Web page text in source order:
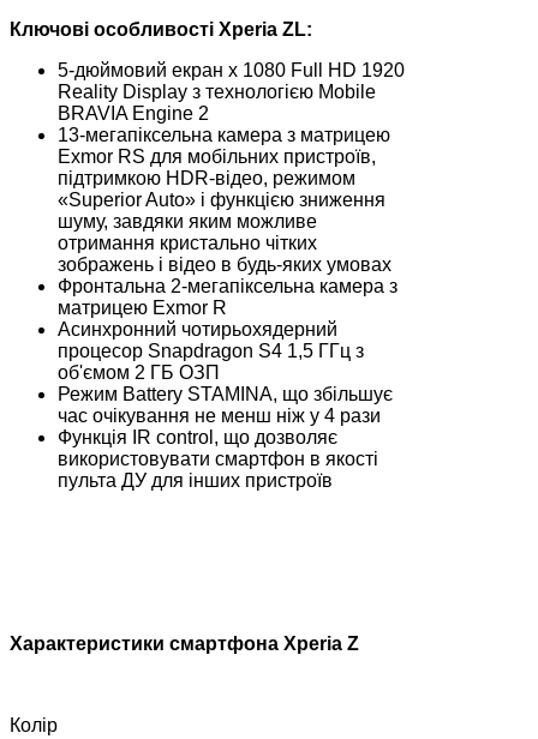
Ключові особливості Xperia ZL:
5-дюймовий екран x 1080 Full HD 1920
Reality Display з технологією Mobile
BRAVIA Engine 2
13-мегапіксельна камера з матрицею
Exmor RS для мобільних пристроїв,
підтримкою HDR-відео, режимом
«Superior Auto» і функцією зниження
шуму, завдяки яким можливе
отримання кристально чітких
зображень і відео в будь-яких умовах
Фронтальна 2-мегапіксельна камера з
матрицею Exmor R
Асинхронний чотирьохядерний
процесор Snapdragon S4 1,5 ГГц з
об'ємом 2 ГБ ОЗП
Режим Battery STAMINA, що збільшує
час очікування не менш ніж у 4 рази
Функція IR control, що дозволяє
використовувати смартфон в якості
пульта ДУ для інших пристроїв
Характеристики смартфона Xperia Z
Колір